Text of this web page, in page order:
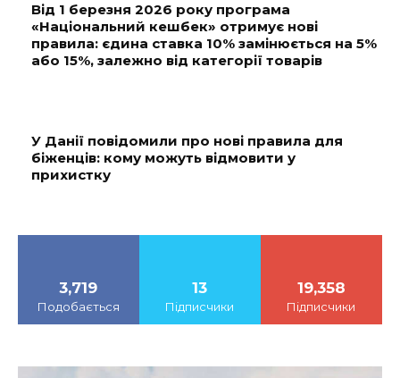
Від 1 березня 2026 року програма
«Національний кешбек» отримує нові
правила: єдина ставка 10% замінюється на 5%
або 15%, залежно від категорії товарів
У Данії повідомили про нові правила для
біженців: кому можуть відмовити у
прихистку
3,719
Подобається
13
Підписчики
19,358
Підписчики